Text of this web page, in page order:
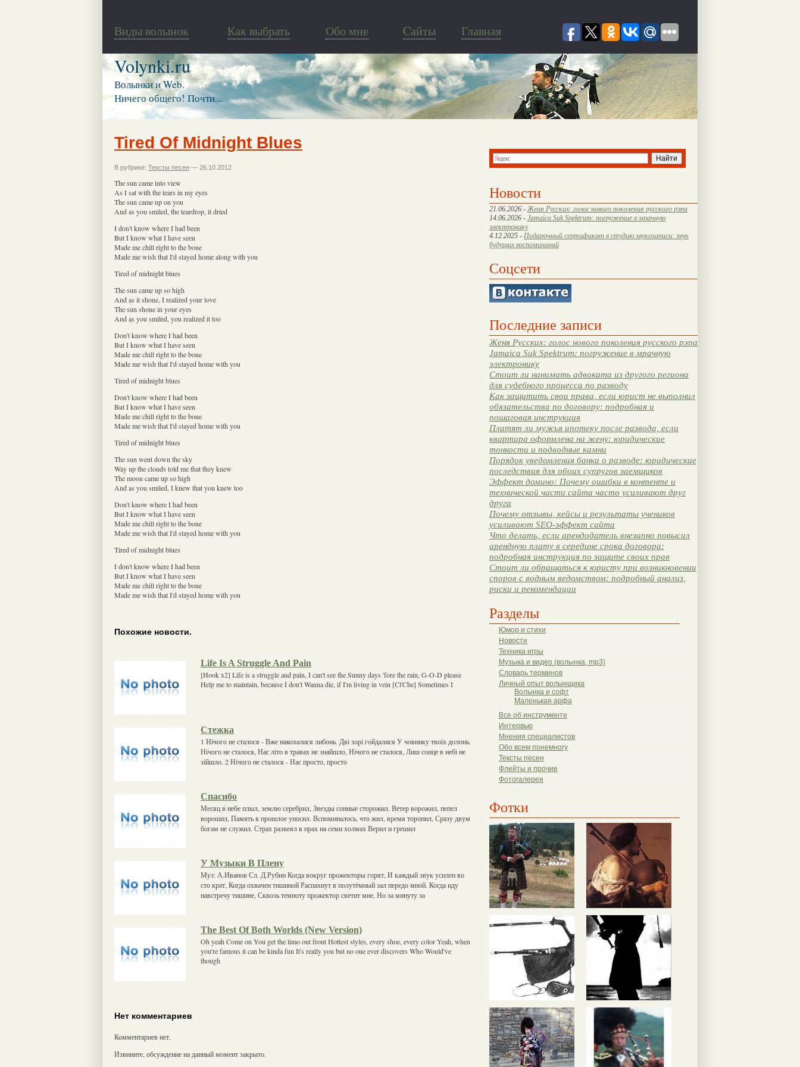
Виды волынок Как выбрать Обо мне Cайты Главная
Volynki.ru
Волынки и Web.
Ничего общего! Почти...
Новости
21.06.2026 - Женя Русских: голос нового поколения русского рэпа
14.06.2026 - Jamaica Suk Spektrum: погружение в мрачную
электронику
4.12.2025 - Подарочный сертификат в студию звукозаписи: звук
будущих воспоминаний
Соцсети
Последние записи
Женя Русских: голос нового поколения русского рэпа
Jamaica Suk Spektrum: погружение в мрачную
электронику
Стоит ли нанимать адвоката из другого региона
для судебного процесса по разводу
Как защитить свои права, если юрист не выполнил
обязательства по договору: подробная и
пошаговая инструкция
Платят ли мужья ипотеку после развода, если
квартира оформлена на жену: юридические
тонкости и подводные камни
Порядок уведомления банка о разводе: юридические
последствия для обоих супругов заемщиков
Эффект домино: Почему ошибки в контенте и
технической части сайта часто усиливают друг
друга
Почему отзывы, кейсы и результаты учеников
усиливают SEO-эффект сайта
Что делать, если арендодатель внезапно повысил
арендную плату в середине срока договора:
подробная инструкция по защите своих прав
Стоит ли обращаться к юристу при возникновении
споров с водным ведомством: подробный анализ,
риски и рекомендации
Разделы
Юмор и стихи
Новости
Техника игры
Музыка и видео (волынка, mp3)
Словарь терминов
Личный опыт волынщика
Волынка и софт
Маленькая арфа
Все об инструменте
Интервью
Мнения специалистов
Обо всем понемногу
Тексты песен
Флейты и прочие
Фотогалерея
Фотки
Tired Of Midnight Blues
В рубрике: Тексты песен — 26.10.2012
The sun came into view
As I sat with the tears in my eyes
The sun came up on you
And as you smiled, the teardrop, it dried
I don't know where I had been
But I know what I have seen
Made me chill right to the bone
Made me wish that I'd stayed home along with you
Tired of midnight blues
The sun came up so high
And as it shone, I realized your love
The sun shone in your eyes
And as you smiled, you realized it too
Don't know where I had been
But I know what I have seen
Made me chill right to the bone
Made me wish that I'd stayed home with you
Tired of midnight blues
Don't know where I had been
But I know what I have seen
Made me chill right to the bone
Made me wish that I'd stayed home with you
Tired of midnight blues
The sun went down the sky
Way up the clouds told me that they knew
The moon came up so high
And as you smiled, I knew that you knew too
Don't know where I had been
But I know what I have seen
Made me chill right to the bone
Made me wish that I'd stayed home with you
Tired of midnight blues
I don't know where I had been
But I know what I have seen
Made me chill right to the bone
Made me wish that I'd stayed home with you
Похожие новости.
Life Is A Struggle And Pain
[Hook x2] Life is a struggle and pain, I can't see the Sunny days 'fore the rain, G-O-D please
Help me to maintain, because I don't Wanna die, if I'm living in vein [Cl'Che] Sometimes I
Стежка
1 Нічого не сталося - Вже накохалися либонь. Дві зорі гойдалися У човнику твоїх долонь.
Нічого не сталося, Нас літо в травах не знайшло, Нічого не сталося, Лиш сонце в небі не
зійшло. 2 Нічого не сталося - Нас просто, просто
Спасибо
Месяц в небе плыл, землю серебрил, Звезды сонные сторожил. Ветер ворожил, пепел
ворошил, Память в прошлое уносил. Вспоминалось, что жил, время торопил, Сразу двум
богам не служил. Страх развеял в прах на семи холмах Верил и грешил
У Музыки В Плену
Муз: А.Иванов Сл. Д.Рубин Когда вокруг прожекторы горят, И каждый звук усилен во
сто крат, Когда охвачен тишиной Распахнут в полутёмный зал передо мной. Когда иду
навстречу тишине, Сквозь темноту прожектор светит мне, Но за минуту за
The Best Of Both Worlds (New Version)
Oh yeah Come on You get the limo out front Hottest styles, every shoe, every color Yeah, when
you're famous it can be kinda fun It's really you but no one ever discovers Who Would've
though
Нет комментариев
Комментариев нет.
Извините, обсуждение на данный момент закрыто.